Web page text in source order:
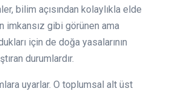
bilim açısından kolaylıkla elde
imkansız gibi görünen ama
için de doğa yasalarının
durumlardır.
uyarlar. O toplumsal alt üst